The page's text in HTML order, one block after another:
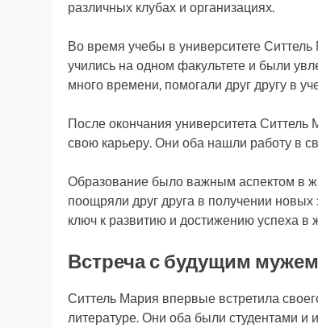
различных клубах и организациях.
Во время учебы в университете
учились на одном факультете и были
много времени, помогали друг другу в
После окончания университета
свою карьеру. Они оба нашли работу в
Образование было важным аспектом в
поощряли друг друга в получении
ключ к развитию и достижению успеха в
Встреча с будущим мужем
Ситтель Мария впервые встретила
литературе. Они оба были студентами